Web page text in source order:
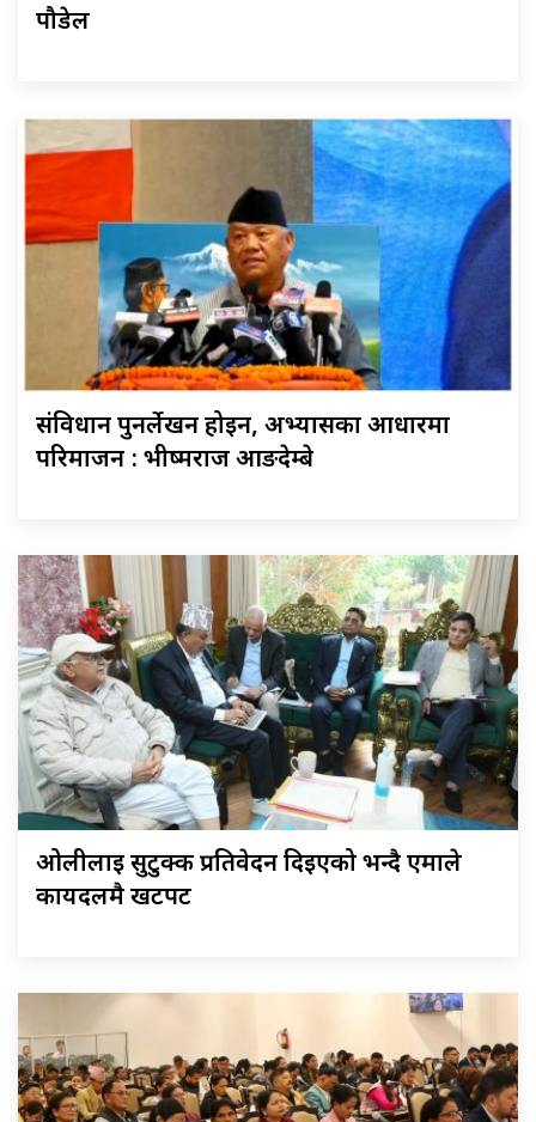
पौडेल
संविधान पुनर्लेखन होइन, अभ्यासका आधारमा
परिमार्जन : भीष्मराज आङदेम्बे
ओलीलाई सुटुक्क प्रतिवेदन दिइएको भन्दै एमाले
कार्यदलमै खटपट